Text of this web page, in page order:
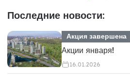
Последние новости:
Акция завершена
Акции января!
16.01.2026